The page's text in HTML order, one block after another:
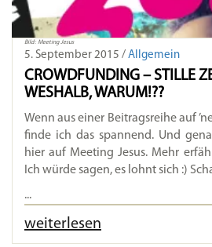
Bild: Meeting Jesus
5. September 2015 / Allgemein
CROWDFUNDING – STILLE
WESHALB, WARUM!??
Wenn aus einer Beitragsreihe auf
finde ich das spannend. Und
hier auf Meeting Jesus. Mehr
Ich würde sagen, es lohnt sich :)
...
weiterlesen